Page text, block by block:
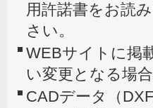
用許諾書をお読
さい。
WEBサイトに掲
い変更となる場
CADデータ（